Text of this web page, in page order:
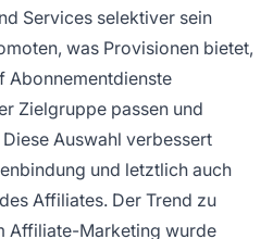
Services selektiver sein
was Provisionen bietet,
Abonnementdienste
Zielgruppe passen und
Auswahl verbessert
und letztlich auch
Affiliates. Der Trend zu
Affiliate-Marketing wurde